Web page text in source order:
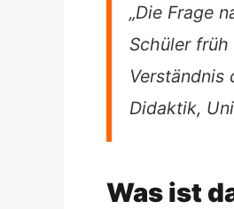
„Die Frage
Schüler
Verständnis
Didaktik,
Was ist